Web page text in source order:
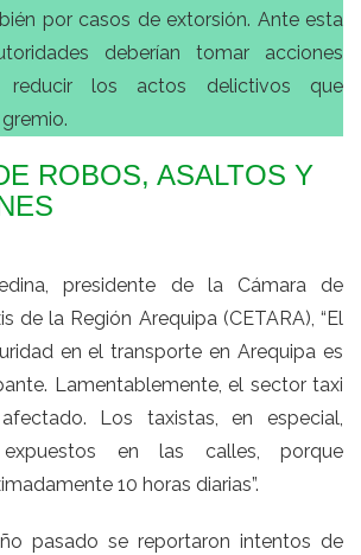
por casos de extorsión. Ante esta
deberían tomar acciones
reducir los actos delictivos que
ROBOS, ASALTOS Y
presidente de la Cámara de
de la Región Arequipa (CETARA), “El
en el transporte en Arequipa es
Lamentablemente, el sector taxi
Los taxistas, en especial,
en las calles, porque
10 horas diarias”.
pasado se reportaron intentos de